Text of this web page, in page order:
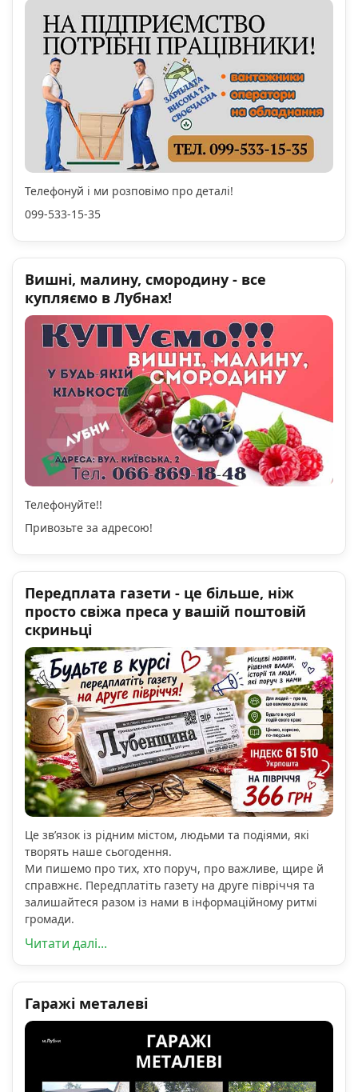
Телефонуй і ми розповімо про деталі!
099-533-15-35
Вишні, малину, смородину - все
купляємо в Лубнах!
Телефонуйте!!
Привозьте за адресою!
Передплата газети - це більше, ніж
просто свіжа преса у вашій поштовій
скриньці
Це зв’язок із рідним містом, людьми та подіями, які
творять наше сьогодення.
Ми пишемо про тих, хто поруч, про важливе, щире й
справжнє. Передплатіть газету на друге півріччя та
залишайтеся разом із нами в інформаційному ритмі
громади.
Читати далі...
Гаражі металеві